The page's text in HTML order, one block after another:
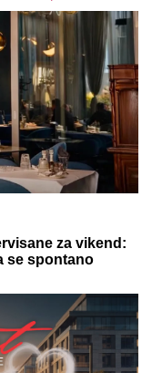
dobro:
Crvenu zvezdu
"Marakani"
Pazar: Šok na
za crveno-
AVGUSTA: